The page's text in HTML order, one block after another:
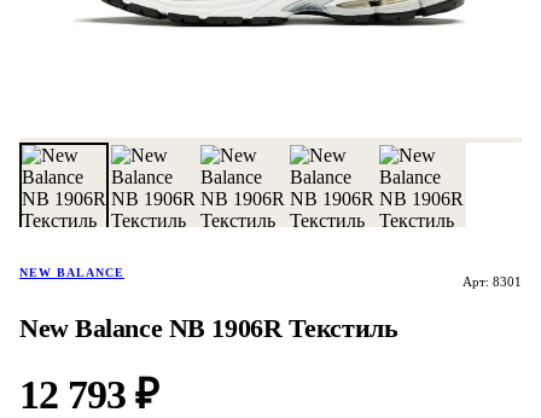
NEW BALANCE
Арт: 8301
New Balance NB 1906R Текстиль
12 793 ₽